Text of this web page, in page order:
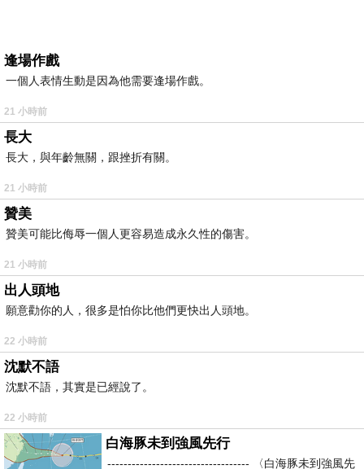
逢場作戲
一個人表情生動是因為他需要逢場作戲。
21 小時前
長大
長大，與年齡無關，跟挫折有關。
21 小時前
贊美
贊美可能比侮辱一個人更容易造成永久性的傷害。
21 小時前
出人頭地
願意勸你的人，很多是怕你比他們更快出人頭地。
22 小時前
沈默不語
沈默不語，其實是已經說了。
22 小時前
白海豚未到強風先行
----------------------------------- 〈白海豚未到強風先